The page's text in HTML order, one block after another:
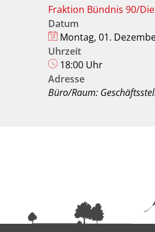
Fraktion Bündnis 90/
Datum
Montag, 01.
Uhrzeit
18:00 Uhr
Adresse
Büro/Raum: